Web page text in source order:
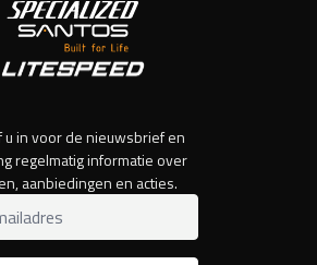
u in voor de nieuwsbrief en
regelmatig informatie over
aanbiedingen en acties.